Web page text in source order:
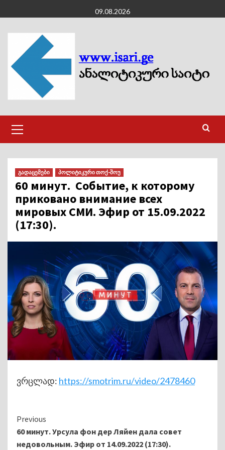
to
content
09.08.2026
Menu
გადაცემები პოლიტიკური თოქ-შოუ
60 минут. Событие, к которому
приковано внимание всех
мировых СМИ. Эфир от 15.09.2022
(17:30).
ვრცლად: https://smotrim.ru/video/2478460
Continue
Reading
Previous
60 минут. Урсула фон дер Ляйен дала совет
недовольным. Эфир от 14.09.2022 (17:30).